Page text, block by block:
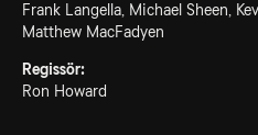
Frank Langella, Michael Sheen,
Matthew MacFadyen
Regissör:
Ron Howard